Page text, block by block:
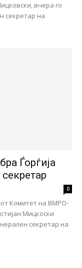
вчера го
секретар на
Ѓорѓија
0
Комитет на ВМРО-
Мицкоски
секретар на